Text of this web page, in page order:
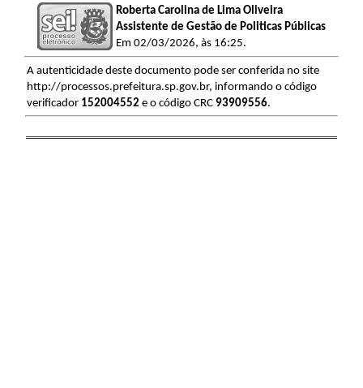
Roberta Carolina de Lima Oliveira
Assistente de Gestão de Politicas Públicas
Em 02/03/2026, às 16:25.
A autenticidade deste documento pode ser conferida no site
http://processos.prefeitura.sp.gov.br, informando o código
verificador 152004552 e o código CRC 93909556.